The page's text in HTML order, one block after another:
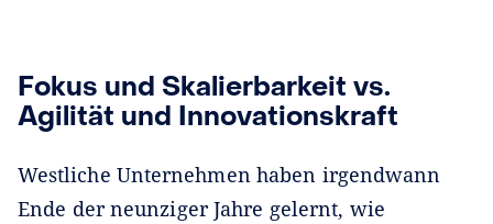
Fokus und Skalierbarkeit vs.
Agilität und Innovationskraft
Westliche Unternehmen haben irgendwann
Ende der neunziger Jahre gelernt, wie